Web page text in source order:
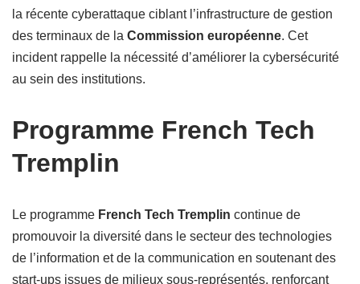
la récente cyberattaque ciblant l’infrastructure de gestion
des terminaux de la Commission européenne. Cet
incident rappelle la nécessité d’améliorer la cybersécurité
au sein des institutions.
Programme French Tech
Tremplin
Le programme French Tech Tremplin continue de
promouvoir la diversité dans le secteur des technologies
de l’information et de la communication en soutenant des
start-ups issues de milieux sous-représentés, renforçant